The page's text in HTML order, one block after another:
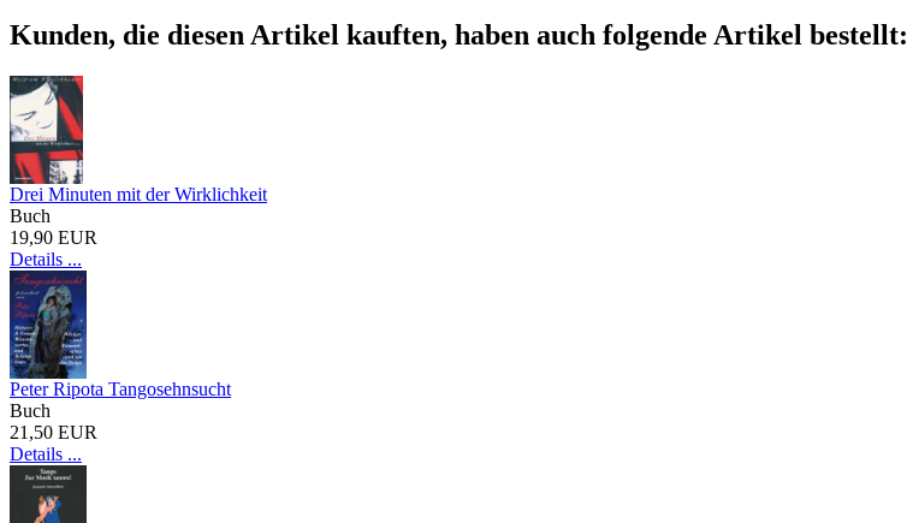
Kunden, die diesen Artikel kauften, haben auch folgende Artikel bestellt:
Drei Minuten mit der Wirklichkeit
Buch
19,90 EUR
Details ...
Peter Ripota Tangosehnsucht
Buch
21,50 EUR
Details ...